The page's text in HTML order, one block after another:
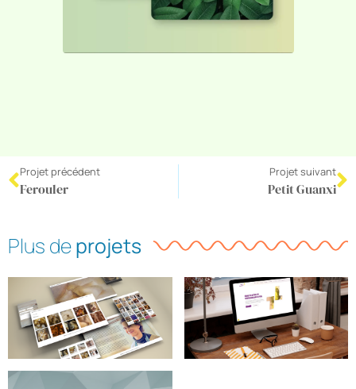
Projet précédent
Ferouler
Projet suivant
Petit Guanxi
Plus deprojets